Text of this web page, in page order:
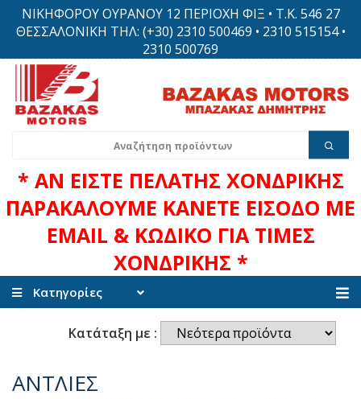
ΝΙΚΗΦΟΡΟΥ ΟΥΡΑΝΟΥ 12 ΠΕΡΙΟΧΗ ΦΙΞ • Τ.Κ. 546 27
ΘΕΣΣΑΛΟΝΙΚΗ ΤΗΛ: (+30) 2310 500469 • 2310 515154 •
2310 500769
* ΑΝ ΕΙΣΤΕ ΠΕΛΑΤΗΣ ΧΟΝΔΡΙΚΗΣ
ΠΑΡΑΚΑΛΟΥΜΕ ΚΑΝΕΤΕ ΕΙΣΟΔΟ ΜΕ
EMAIL & ΚΩΔΙΚΟ ΓΙΑ ΤΙΜΕΣ
ΧΟΝΔΡΙΚΗΣ *
Κατηγορίες
Κατάταξη με :
ΑΝΤΛΙΕΣ